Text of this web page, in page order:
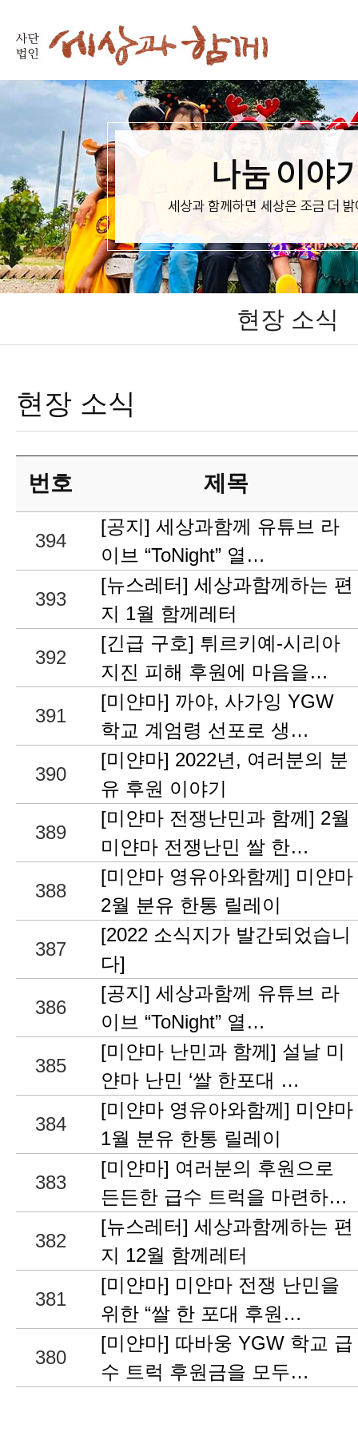
현장 소식
현장 소식
번호 제목
394
[공지] 세상과함께 유튜브 라
이브 “ToNight” 열…
393
[뉴스레터] 세상과함께하는 편
지 1월 함께레터
392
[긴급 구호] 튀르키예-시리아
지진 피해 후원에 마음을…
391
[미얀마] 까야, 사가잉 YGW
학교 계엄령 선포로 생…
390
[미얀마] 2022년, 여러분의 분
유 후원 이야기
389
[미얀마 전쟁난민과 함께] 2월
미얀마 전쟁난민 쌀 한…
388
[미얀마 영유아와함께] 미얀마
2월 분유 한통 릴레이
387
[2022 소식지가 발간되었습니
다]
386
[공지] 세상과함께 유튜브 라
이브 “ToNight” 열…
385
[미얀마 난민과 함께] 설날 미
얀마 난민 ‘쌀 한포대 …
384
[미얀마 영유아와함께] 미얀마
1월 분유 한통 릴레이
383
[미얀마] 여러분의 후원으로
든든한 급수 트럭을 마련하…
382
[뉴스레터] 세상과함께하는 편
지 12월 함께레터
381
[미얀마] 미얀마 전쟁 난민을
위한 “쌀 한 포대 후원…
380
[미얀마] 따바웅 YGW 학교 급
수 트럭 후원금을 모두…